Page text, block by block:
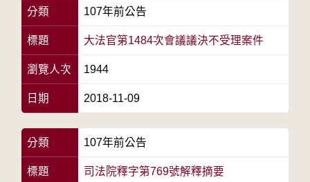
分類 107年前公告
標題 大法官第1484次會議議決不受理案件
瀏覽人次 1944
日期 2018-11-09
分類 107年前公告
標題 司法院釋字第769號解釋摘要